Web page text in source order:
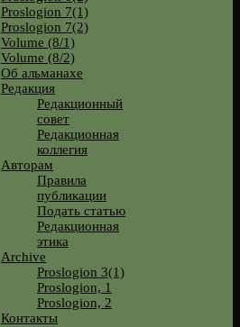
Proslogion 7(1)
Proslogion 7(2)
Volume (8/1)
Volume (8/2)
Об альманахе
Редакция
Редакционный
совет
Редакционная
коллегия
Авторам
Правила
публикации
Подать статью
Редакционная
этика
Archive
Proslogion 3(1)
Proslogion, 1
Proslogion, 2
Контакты